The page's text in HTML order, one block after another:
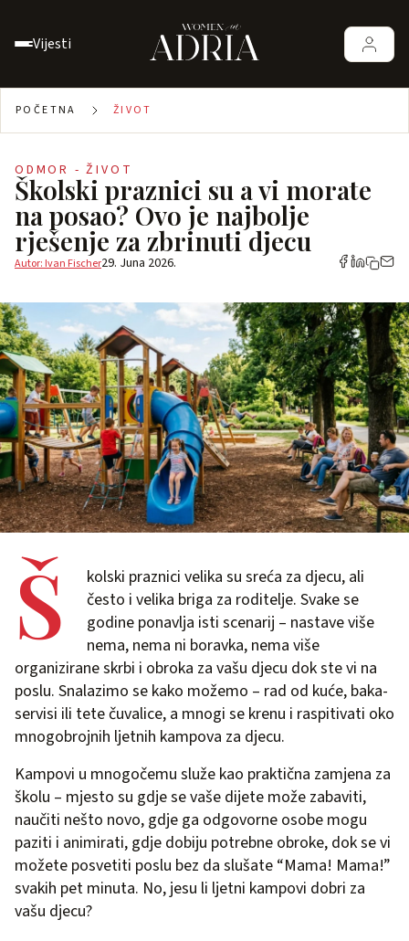
Vijesti
POČETNA ŽIVOT
ODMOR - ŽIVOT
Školski praznici su a vi morate
na posao? Ovo je najbolje
rješenje za zbrinuti djecu
Autor: Ivan Fischer29. Juna 2026.
Š
kolski praznici velika su sreća za djecu, ali
često i velika briga za roditelje. Svake se
godine ponavlja isti scenarij – nastave više
nema, nema ni boravka, nema više
organizirane skrbi i obroka za vašu djecu dok ste vi na
poslu. Snalazimo se kako možemo – rad od kuće, baka-
servisi ili tete čuvalice, a mnogi se krenu i raspitivati oko
mnogobrojnih ljetnih kampova za djecu.
Kampovi u mnogočemu služe kao praktična zamjena za
školu – mjesto su gdje se vaše dijete može zabaviti,
naučiti nešto novo, gdje ga odgovorne osobe mogu
paziti i animirati, gdje dobiju potrebne obroke, dok se vi
možete posvetiti poslu bez da slušate “Mama! Mama!”
svakih pet minuta. No, jesu li ljetni kampovi dobri za
vašu djecu?